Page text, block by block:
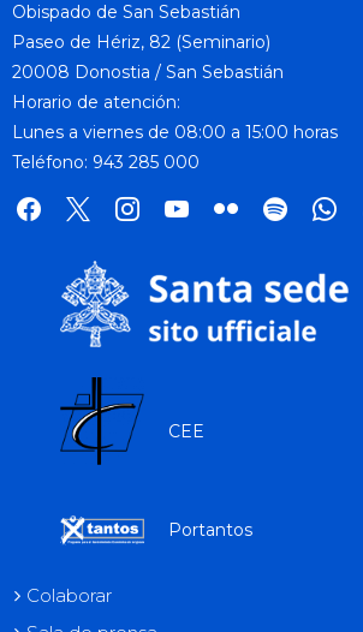
Obispado de San Sebastián
Paseo de Hériz, 82 (Seminario)
20008 Donostia / San Sebastián
Horario de atención:
Lunes a viernes de 08:00 a 15:00 horas
Teléfono: 943 285 000
facebook
x instagramyoutube
flickr spotify
CEE
Portantos
Colaborar